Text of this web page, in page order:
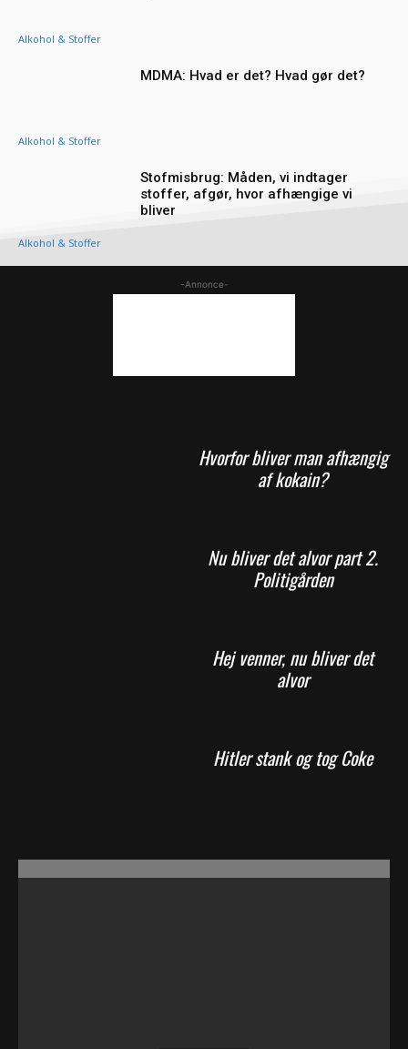
Alkohol & Stoffer
Alkohol & Stoffer
MDMA: Hvad er det? Hvad gør det?
Alkohol & Stoffer
Stofmisbrug: Måden, vi indtager
stoffer, afgør, hvor afhængige vi
bliver
-Annonce-
Hvorfor bliver man afhængig
af kokain?
Nu bliver det alvor part 2.
Politigården
Hej venner, nu bliver det
alvor
Hitler stank og tog Coke